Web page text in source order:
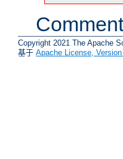
Copyright 2021 The Apache
基于 Apache License,